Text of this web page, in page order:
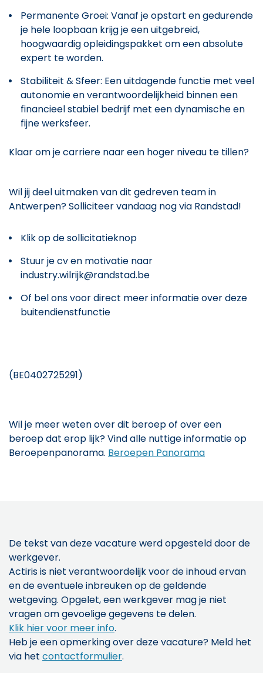
Permanente Groei: Vanaf je opstart en gedurende
je hele loopbaan krijg je een uitgebreid,
hoogwaardig opleidingspakket om een absolute
expert te worden.
Stabiliteit & Sfeer: Een uitdagende functie met veel
autonomie en verantwoordelijkheid binnen een
financieel stabiel bedrijf met een dynamische en
fijne werksfeer.
Klaar om je carriere naar een hoger niveau te tillen?
Wil jij deel uitmaken van dit gedreven team in
Antwerpen? Solliciteer vandaag nog via Randstad!
Klik op de sollicitatieknop
Stuur je cv en motivatie naar
industry.wilrijk@randstad.be
Of bel ons voor direct meer informatie over deze
buitendienstfunctie
(BE0402725291)
Wil je meer weten over dit beroep of over een
beroep dat erop lijk? Vind alle nuttige informatie op
Beroepenpanorama. Beroepen Panorama
De tekst van deze vacature werd opgesteld door de
werkgever.
Actiris is niet verantwoordelijk voor de inhoud ervan
en de eventuele inbreuken op de geldende
wetgeving. Opgelet, een werkgever mag je niet
vragen om gevoelige gegevens te delen.
Klik hier voor meer info.
Heb je een opmerking over deze vacature? Meld het
via het contactformulier.